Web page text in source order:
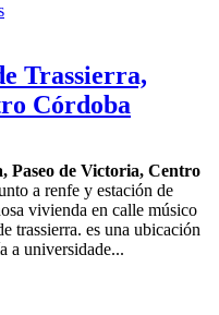
Trassierra,
Córdoba
Paseo de Victoria, Centro
a renfe y estación de
vivienda en calle músico
trassierra. es una ubicación
a universidade...